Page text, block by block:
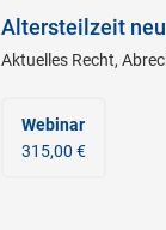
Altersteilzeit
Aktuelles Recht,
Webinar
315,00 €